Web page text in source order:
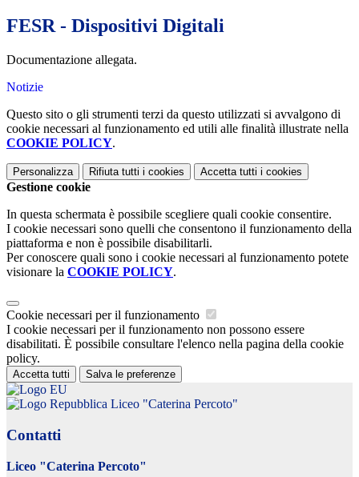
FESR - Dispositivi Digitali
Documentazione allegata.
Notizie
Questo sito o gli strumenti terzi da questo utilizzati si avvalgono di
cookie necessari al funzionamento ed utili alle finalità illustrate nella
COOKIE POLICY.
Personalizza Rifiuta tutti i cookies Accetta tutti i cookies
Gestione cookie
In questa schermata è possibile scegliere quali cookie consentire.
I cookie necessari sono quelli che consentono il funzionamento della
piattaforma e non è possibile disabilitarli.
Per conoscere quali sono i cookie necessari al funzionamento potete
visionare la COOKIE POLICY.
Cookie necessari per il funzionamento
I cookie necessari per il funzionamento non possono essere
disabilitati. È possibile consultare l'elenco nella pagina della cookie
policy.
Accetta tutti Salva le preferenze
Liceo "Caterina Percoto"
Contatti
Liceo "Caterina Percoto"